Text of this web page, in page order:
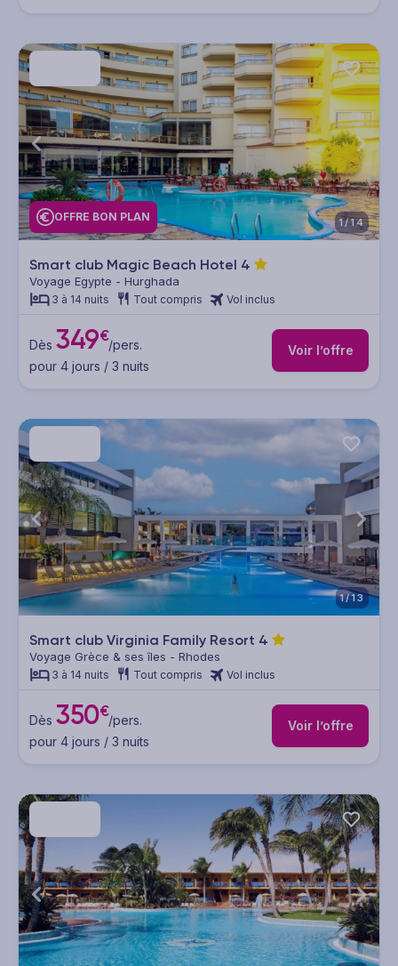
OFFRE BON PLAN 1/14
Smart club Magic Beach Hotel 4
Voyage Egypte - Hurghada
3 à 14 nuits Tout compris Vol inclus
Dès 349€/pers.
pour 4 jours / 3 nuits
Voir l’offre
1/13
Smart club Virginia Family Resort 4
Voyage Grèce & ses îles - Rhodes
3 à 14 nuits Tout compris Vol inclus
Dès 350€/pers.
pour 4 jours / 3 nuits
Voir l’offre